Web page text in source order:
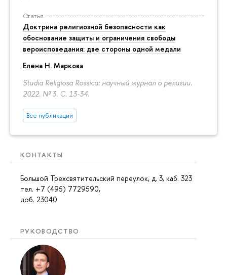
Статья
Доктрина религиозной безопасности как
обоснование защиты и ограничения свободы
вероисповедания: две стороны одной медали
Елена Н. Маркова
Studia Religiosa Rossica: научный журнал о религии.
2022. № 3. С. 13-34.
Все публикации
КОНТАКТЫ
Большой Трехсвятительский переулок, д. 3, каб. 323
тел. +7 (495) 7729590,
доб. 23040
РУКОВОДСТВО